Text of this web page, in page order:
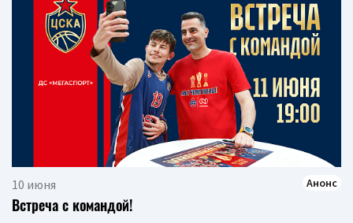
10 июня Анонс
Встреча с командой!